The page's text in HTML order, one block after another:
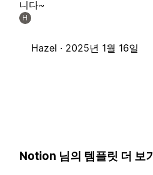
니다~
H
Hazel · 2025년 1월 16일
Notion 님의 템플릿 더 보기